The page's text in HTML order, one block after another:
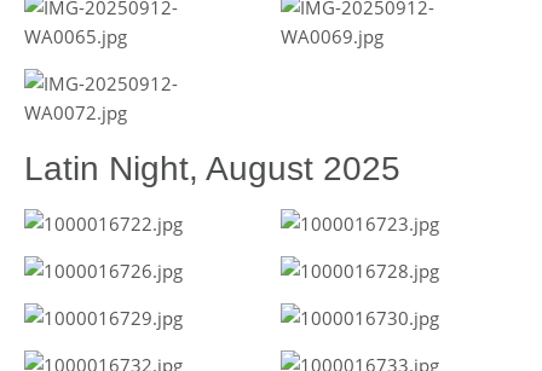
Latin Night, August 2025